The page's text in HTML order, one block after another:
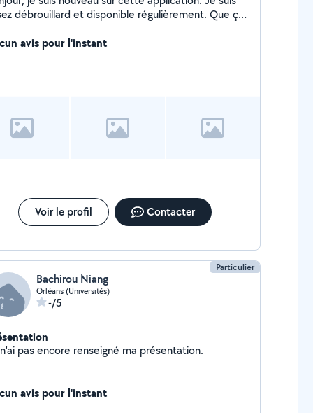
débrouillard et disponible régulièrement. Que ça
qui aime quand les choses sont bien faites.
avis pour l'instant
Voir le profil Contacter
Particulier
Bachirou Niang
Orléans (Universités)
-/5
Je n'ai pas encore renseigné ma présentation.
avis pour l'instant